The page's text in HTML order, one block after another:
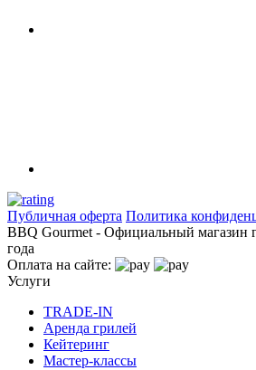
Публичная оферта Политика
BBQ Gourmet - Официальный магазин
года
Оплата на сайте:
Услуги
TRADE-IN
Аренда грилей
Кейтеринг
Мастер-классы